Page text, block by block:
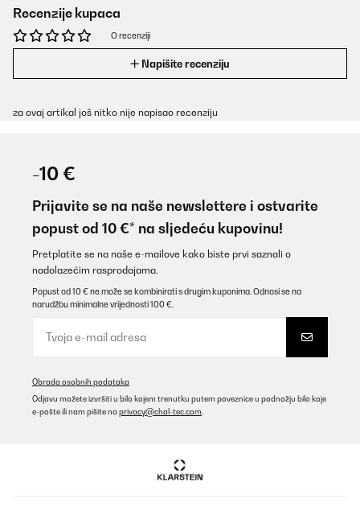
Recenzije kupaca
O recenziji
Napišite recenziju
za ovaj artikal još nitko nije napisao recenziju
-10 €
Prijavite se na naše newslettere i ostvarite
popust od 10 €* na sljedeću kupovinu!
Pretplatite se na naše e-mailove kako biste prvi saznali o
nadolazećim rasprodajama.
Popust od 10 € ne može se kombinirati s drugim kuponima. Odnosi se na
narudžbu minimalne vrijednosti 100 €.
Obrada osobnih podataka
Odjavu možete izvršiti u bilo kojem trenutku putem poveznice u podnožju bilo koje
e-pošte ili nam pišite na privacy@chal-tec.com